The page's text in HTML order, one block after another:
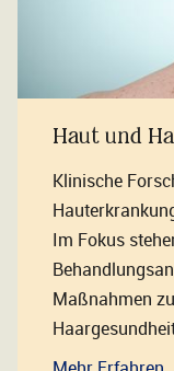
Haut und
Klinische
Im Fokus
Maßnahmen